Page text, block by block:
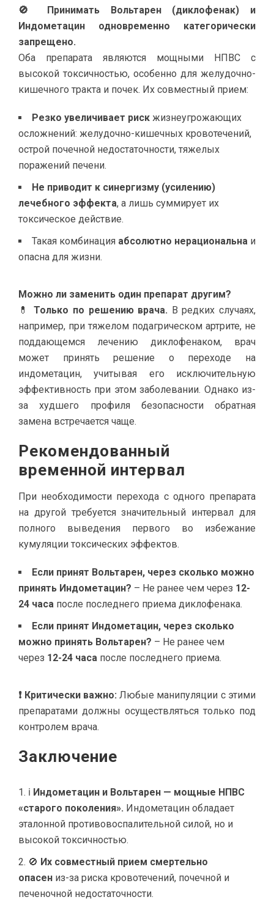
🚫 Принимать Вольтарен (диклофенак) и
Индометацин одновременно категорически
запрещено.
Оба препарата являются мощными НПВС с
высокой токсичностью, особенно для желудочно-
кишечного тракта и почек. Их совместный прием:
Резко увеличивает риск жизнеугрожающих
осложнений: желудочно-кишечных кровотечений,
острой почечной недостаточности, тяжелых
поражений печени.
Не приводит к синергизму (усилению)
лечебного эффекта, а лишь суммирует их
токсическое действие.
Такая комбинация абсолютно нерациональна и
опасна для жизни.
Можно ли заменить один препарат другим?
💊Только по решению врача. В редких случаях,
например, при тяжелом подагрическом артрите, не
поддающемся лечению диклофенаком, врач
может принять решение о переходе на
индометацин, учитывая его исключительную
эффективность при этом заболевании. Однако из-
за худшего профиля безопасности обратная
замена встречается чаще.
Рекомендованный
временной интервал
При необходимости перехода с одного препарата
на другой требуется значительный интервал для
полного выведения первого во избежание
кумуляции токсических эффектов.
Если принят Вольтарен, через сколько можно
принять Индометацин? – Не ранее чем через 12-
24 часа после последнего приема диклофенака.
Если принят Индометацин, через сколько
можно принять Вольтарен? – Не ранее чем
через 12-24 часа после последнего приема.
❗ Критически важно: Любые манипуляции с этими
препаратами должны осуществляться только под
контролем врача.
Заключение
ℹ Индометацин и Вольтарен — мощные НПВС
«старого поколения». Индометацин обладает
эталонной противовоспалительной силой, но и
высокой токсичностью.
🚫 Их совместный прием смертельно
опасен из-за риска кровотечений, почечной и
печеночной недостаточности.